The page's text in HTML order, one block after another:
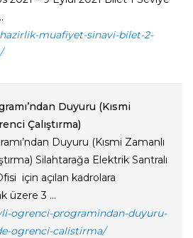
muafiyet-sinavi-bilet-2-
Duyuru (Kısmi
Çalıştırma)
Duyuru (Kısmi Zamanlı
Silahtarağa Elektrik Santralı
için açılan kadrolara
üzere 3 ...
ogrenci-programindan-duyuru-
ogrenci-calistirma/